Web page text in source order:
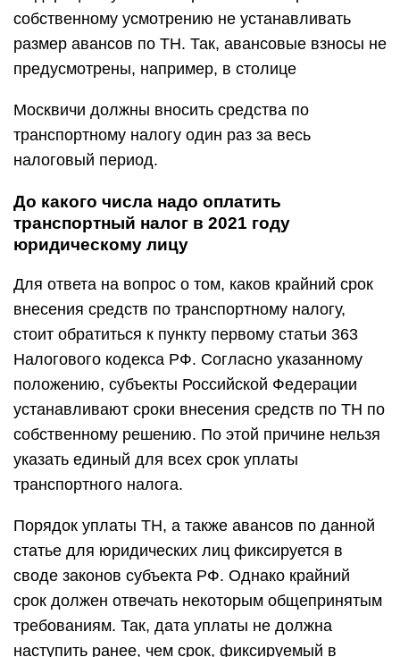
собственному усмотрению не устанавливать
размер авансов по ТН. Так, авансовые взносы не
предусмотрены, например, в столице
Москвичи должны вносить средства по
транспортному налогу один раз за весь
налоговый период.
До какого числа надо оплатить
транспортный налог в 2021 году
юридическому лицу
Для ответа на вопрос о том, каков крайний срок
внесения средств по транспортному налогу,
стоит обратиться к пункту первому статьи 363
Налогового кодекса РФ. Согласно указанному
положению, субъекты Российской Федерации
устанавливают сроки внесения средств по ТН по
собственному решению. По этой причине нельзя
указать единый для всех срок уплаты
транспортного налога.
Порядок уплаты ТН, а также авансов по данной
статье для юридических лиц фиксируется в
своде законов субъекта РФ. Однако крайний
срок должен отвечать некоторым общепринятым
требованиям. Так, дата уплаты не должна
наступить ранее, чем срок, фиксируемый в